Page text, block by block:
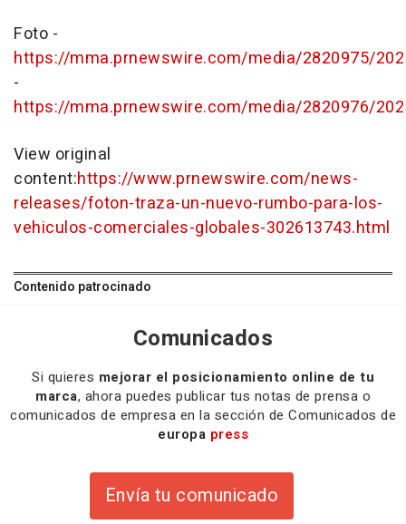
Foto -
https://mma.prnewswire.com/media/2820975/
-
https://mma.prnewswire.com/media/2820976/
View original
content:https://www.prnewswire.com/news-
releases/foton-traza-un-nuevo-rumbo-para-los-
vehiculos-comerciales-globales-302613743.html
Contenido patrocinado
Comunicados
Si quieres mejorar el posicionamiento online de tu
marca, ahora puedes publicar tus notas de prensa o
comunicados de empresa en la sección de Comunicados de
europa press
Envía tu comunicado